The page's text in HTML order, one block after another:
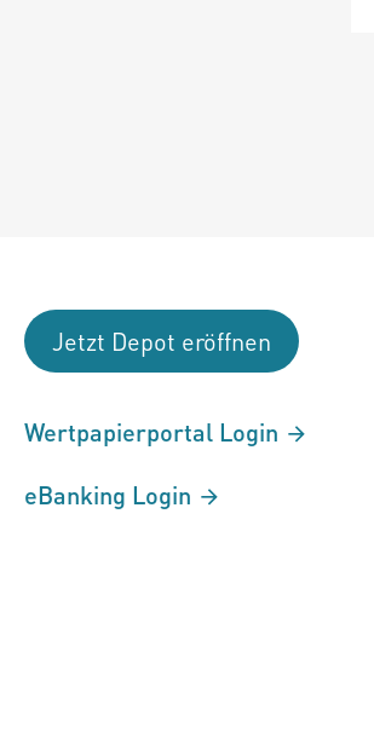
Jetzt Depot eröffnen
Wertpapierportal Login
eBanking Login